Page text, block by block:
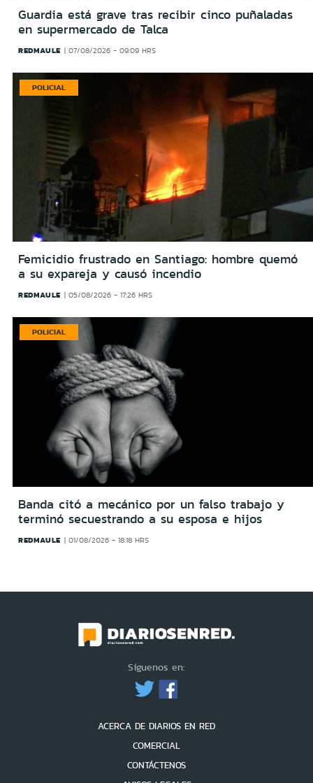
Guardia está grave tras recibir cinco puñaladas
en supermercado de Talca
REDMAULE 07/08/2026 - 09:09 HRS
POLICIAL
Femicidio frustrado en Santiago: hombre quemó
a su expareja y causó incendio
REDMAULE 05/08/2026 - 17:26 HRS
POLICIAL
Banda citó a mecánico por un falso trabajo y
terminó secuestrando a su esposa e hijos
REDMAULE 01/08/2026 - 18:18 HRS
Síguenos en:
ACERCA DE DIARIOS EN RED
COMERCIAL
CONTÁCTENOS